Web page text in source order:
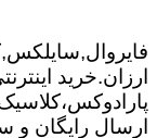
ارزان.خرید